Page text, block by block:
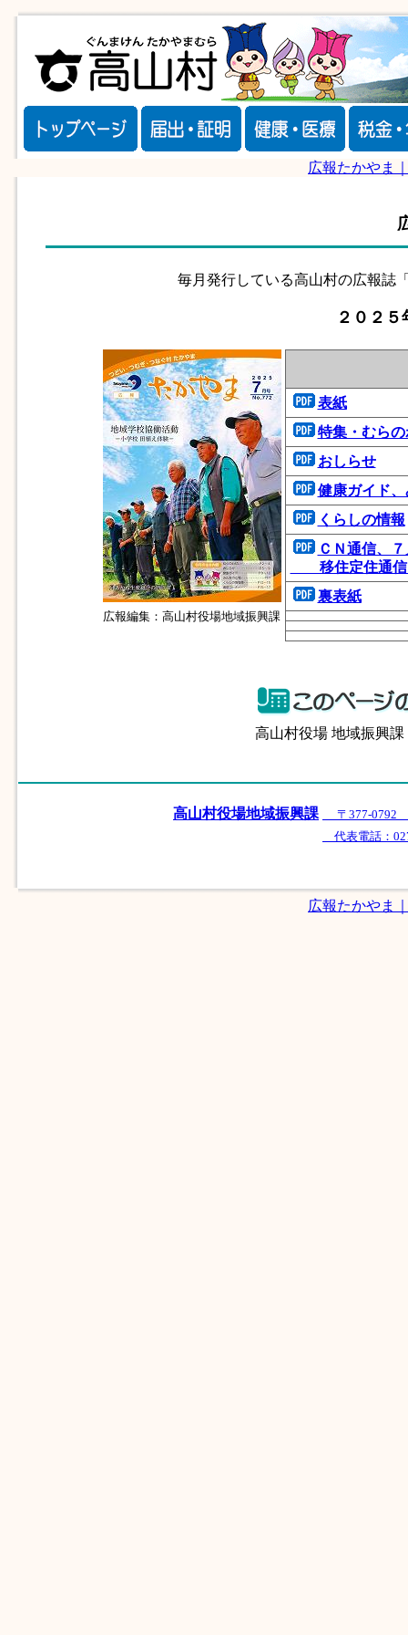
広報たかやま
毎月発行している高山村の広報誌
２０２
広報編集：高山村役場地域振興課
表紙
特集・むら
おしらせ
健康ガイド
くらしの情報
ＣＮ通信、
移住定住通信
裏表紙
高山村役場 地域振興
高山村役場地域振興課
〒377-0792
代表電話：
広報たかやま